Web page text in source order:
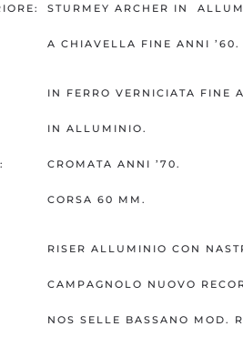
STURMEY ARCHER IN
A CHIAVELLA FINE ANNI ’60.
IN FERRO VERNICIATA FINE
IN ALLUMINIO.
CROMATA ANNI ’70.
CORSA 60 MM.
RISER ALLUMINIO CON
CAMPAGNOLO NUOVO
NOS SELLE BASSANO MOD.